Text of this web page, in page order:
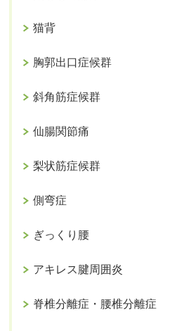
猫背
胸郭出口症候群
斜角筋症候群
仙腸関節痛
梨状筋症候群
側弯症
ぎっくり腰
アキレス腱周囲炎
脊椎分離症・腰椎分離症